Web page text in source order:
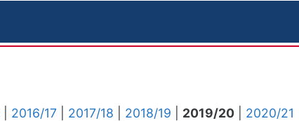
2016/17 2017/18 2018/19 2019/20
2020/21